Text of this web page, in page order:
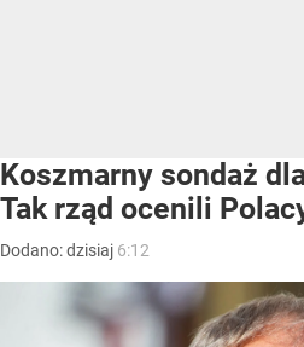
Koszmarny sondaż
Tak rząd ocenili
Dodano:dzisiaj 6:12